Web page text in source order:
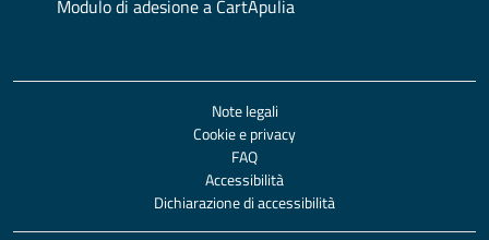
Modulo di adesione a CartApulia
Note legali
Cookie e privacy
FAQ
Accessibilità
Dichiarazione di accessibilità